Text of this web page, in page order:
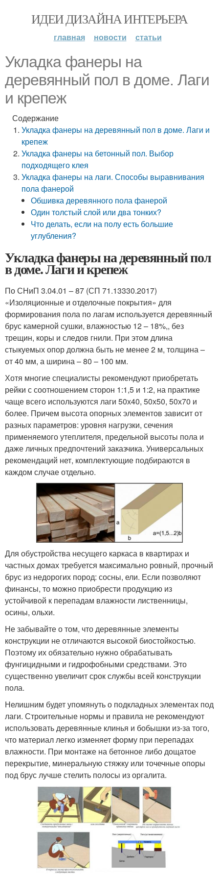
ИДЕИ ДИЗАЙНА ИНТЕРЬЕРА
главная новости статьи
Укладка фанеры на
деревянный пол в доме. Лаги
и крепеж
Содержание
Укладка фанеры на деревянный пол в доме. Лаги и
крепеж
Укладка фанеры на бетонный пол. Выбор
подходящего клея
Укладка фанеры на лаги. Способы выравнивания
пола фанерой
Обшивка деревянного пола фанерой
Один толстый слой или два тонких?
Что делать, если на полу есть большие
углубления?
Укладка фанеры на деревянный пол
в доме. Лаги и крепеж
По СНиП 3.04.01 – 87 (СП 71.13330.2017)
«Изоляционные и отделочные покрытия» для
формирования пола по лагам используется деревянный
брус камерной сушки, влажностью 12 – 18%,, без
трещин, коры и следов гнили. При этом длина
стыкуемых опор должна быть не менее 2 м, толщина –
от 40 мм, а ширина – 80 – 100 мм.
Хотя многие специалисты рекомендуют приобретать
рейки с соотношением сторон 1:1,5 и 1:2, на практике
чаще всего используются лаги 50х40, 50х50, 50х70 и
более. Причем высота опорных элементов зависит от
разных параметров: уровня нагрузки, сечения
применяемого утеплителя, предельной высоты пола и
даже личных предпочтений заказчика. Универсальных
рекомендаций нет, комплектующие подбираются в
каждом случае отдельно.
Для обустройства несущего каркаса в квартирах и
частных домах требуется максимально ровный, прочный
брус из недорогих пород: сосны, ели. Если позволяют
финансы, то можно приобрести продукцию из
устойчивой к перепадам влажности лиственницы,
осины, ольхи.
Не забывайте о том, что деревянные элементы
конструкции не отличаются высокой биостойкостью.
Поэтому их обязательно нужно обрабатывать
фунгицидными и гидрофобными средствами. Это
существенно увеличит срок службы всей конструкции
пола.
Нелишним будет упомянуть о подкладных элементах под
лаги. Строительные нормы и правила не рекомендуют
использовать деревянные клинья и бобышки из-за того,
что материал легко изменяет форму при перепадах
влажности. При монтаже на бетонное либо дощатое
перекрытие, минеральную стяжку или точечные опоры
под брус лучше стелить полосы из оргалита.